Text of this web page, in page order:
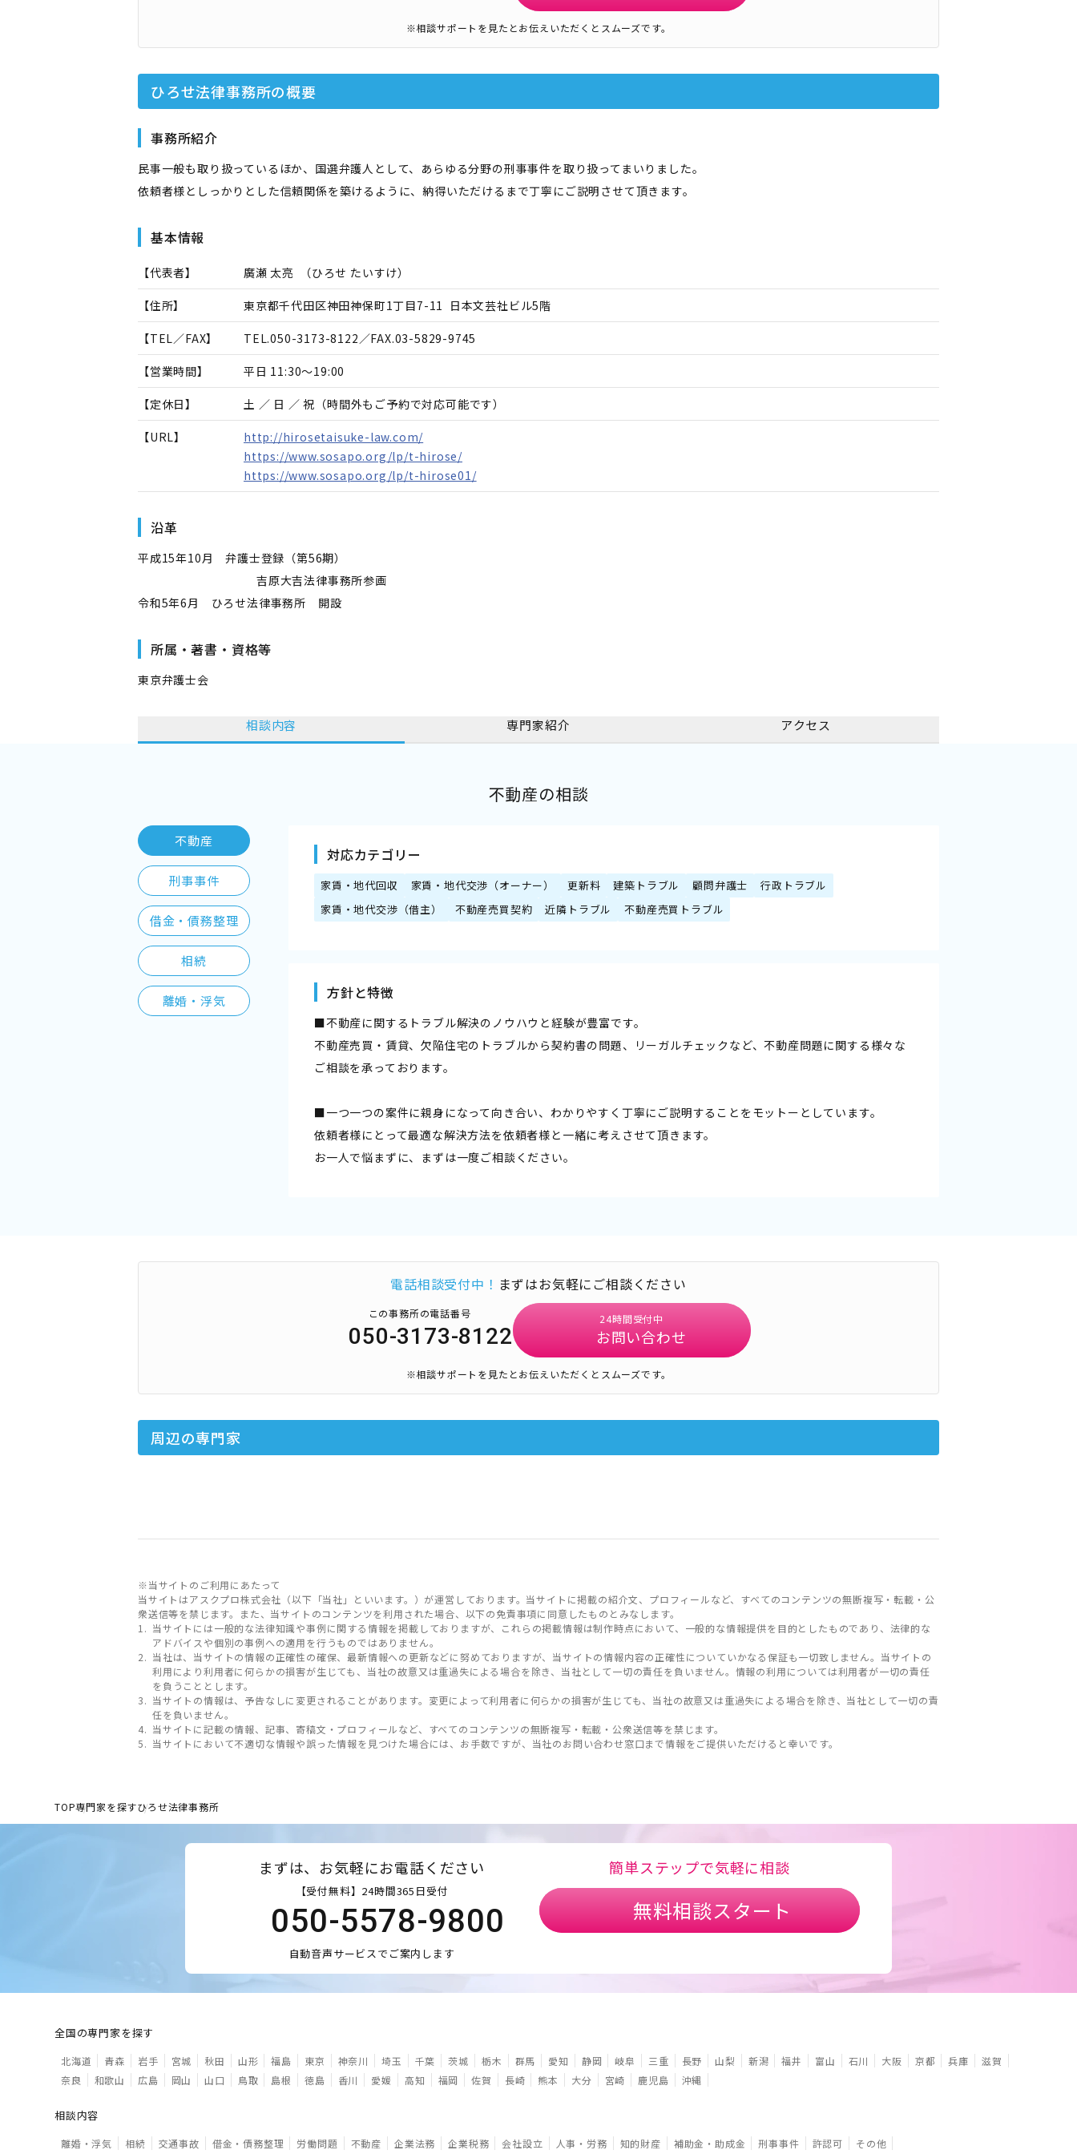
※相談サポートを見たとお伝えいただくとスムーズです。
ひろせ法律事務所の概要
事務所紹介
民事一般も取り扱っているほか、国選弁護人として、あらゆる分野の刑事事件を取り扱ってまいりました。
依頼者様としっかりとした信頼関係を築けるように、納得いただけるまで丁寧にご説明させて頂きます。
基本情報
【代表者】 廣瀬 太亮 （ひろせ たいすけ）
【住所】 東京都千代田区神田神保町1丁目7-11 日本文芸社ビル5階
【TEL／FAX】 TEL.050-3173-8122 ／FAX.03-5829-9745
【営業時間】 平日 11:30～19:00
【定休日】 土 ／ 日 ／ 祝（時間外もご予約で対応可能です）
【URL】
http://hirosetaisuke-law.com/
https://www.sosapo.org/lp/t-hirose/
https://www.sosapo.org/lp/t-hirose01/
沿革
平成15年10月 弁護士登録（第56期）
吉原大吉法律事務所参画
令和5年6月 ひろせ法律事務所 開設
所属・著書・資格等
東京弁護士会
相談内容 専門家紹介 アクセス
不動産の相談
不動産
刑事事件
借金・債務整理
相続
離婚・浮気
対応カテゴリー
家賃・地代回収 家賃・地代交渉（オーナー） 更新料 建築トラブル 顧問弁護士
行政トラブル
家賃・地代交渉（借主）
不動産売買契約 近隣トラブル 不動産売買トラブル
方針と特徴
■不動産に関するトラブル解決のノウハウと経験が豊富です。
不動産売買・賃貸、欠陥住宅のトラブルから契約書の問題、リーガルチェックなど、不動産問題に関する様々な
ご相談を承っております。
■一つ一つの案件に親身になって向き合い、わかりやすく丁寧にご説明することをモットーとしています。
依頼者様にとって最適な解決方法を依頼者様と一緒に考えさせて頂きます。
お一人で悩まずに、まずは一度ご相談ください。
電話相談受付中！ まずはお気軽にご相談ください
この事務所の電話番号
050-3173-8122
24時間受付中
お問い合わせ
※相談サポートを見たとお伝えいただくとスムーズです。
周辺の専門家
※当サイトのご利用にあたって
当サイトはアスクプロ株式会社（以下「当社」といいます。）が運営しております。当サイトに掲載の紹介文、プロフィールなど、すべてのコンテンツの無断複写・転載・公
衆送信等を禁じます。また、当サイトのコンテンツを利用された場合、以下の免責事項に同意したものとみなします。
当サイトには一般的な法律知識や事例に関する情報を掲載しておりますが、これらの掲載情報は制作時点において、一般的な情報提供を目的としたものであり、法律的な
アドバイスや個別の事例への適用を行うものではありません。
当社は、当サイトの情報の正確性の確保、最新情報への更新などに努めておりますが、当サイトの情報内容の正確性についていかなる保証も一切致しません。当サイトの
利用により利用者に何らかの損害が生じても、当社の故意又は重過失による場合を除き、当社として一切の責任を負いません。情報の利用については利用者が一切の責任
を負うこととします。
当サイトの情報は、予告なしに変更されることがあります。変更によって利用者に何らかの損害が生じても、当社の故意又は重過失による場合を除き、当社として一切の責
任を負いません。
当サイトに記載の情報、記事、寄稿文・プロフィールなど、すべてのコンテンツの無断複写・転載・公衆送信等を禁じます。
当サイトにおいて不適切な情報や誤った情報を見つけた場合には、お手数ですが、当社のお問い合わせ窓口まで情報をご提供いただけると幸いです。
TOP専門家を探すひろせ法律事務所
まずは、お気軽にお電話ください
【受付無料】24時間365日受付
050-5578-9800
自動音声サービスでご案内します
簡単ステップで気軽に相談
無料相談スタート
全国の専門家を探す
北海道 青森 岩手 宮城 秋田 山形 福島 東京 神奈川 埼玉 千葉 茨城 栃木 群馬 愛知 静岡 岐阜 三重 長野 山梨 新潟 福井 富山 石川 大阪 京都 兵庫
滋賀
奈良
和歌山 広島 岡山 山口 鳥取 島根 徳島 香川 愛媛 高知 福岡 佐賀 長崎 熊本 大分 宮崎 鹿児島 沖縄
相談内容
離婚・浮気 相続 交通事故 借金・債務整理 労働問題 不動産 企業法務 企業税務 会社設立 人事・労務 知的財産 補助金・助成金 刑事事件 許認可 その他